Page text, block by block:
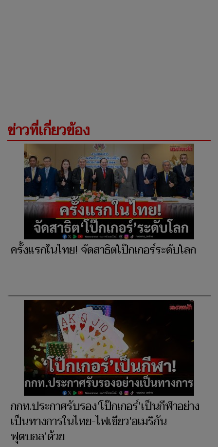
ข่าวที่เกี่ยวข้อง
ครั้งแรกในไทย! จัดสาธิตโป๊กเกอร์ระดับโลก
กกท.ประกาศรับรอง'โป๊กเกอร์'เป็นกีฬาอย่าง
เป็นทางการในไทย-ไฟเขียว'อเมริกัน
ฟุตบอล'ด้วย